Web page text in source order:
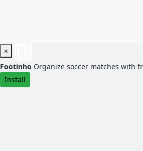
×
Footinho Organize soccer matches with
Install